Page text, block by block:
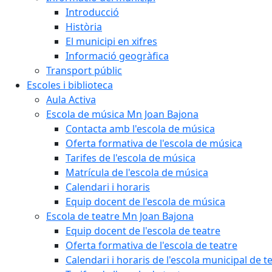
Introducció
Història
El municipi en xifres
Informació geogràfica
Transport públic
Escoles i biblioteca
Aula Activa
Escola de música Mn Joan Bajona
Contacta amb l'escola de música
Oferta formativa de l'escola de música
Tarifes de l'escola de música
Matrícula de l'escola de música
Calendari i horaris
Equip docent de l'escola de música
Escola de teatre Mn Joan Bajona
Equip docent de l'escola de teatre
Oferta formativa de l'escola de teatre
Calendari i horaris de l'escola municipal de